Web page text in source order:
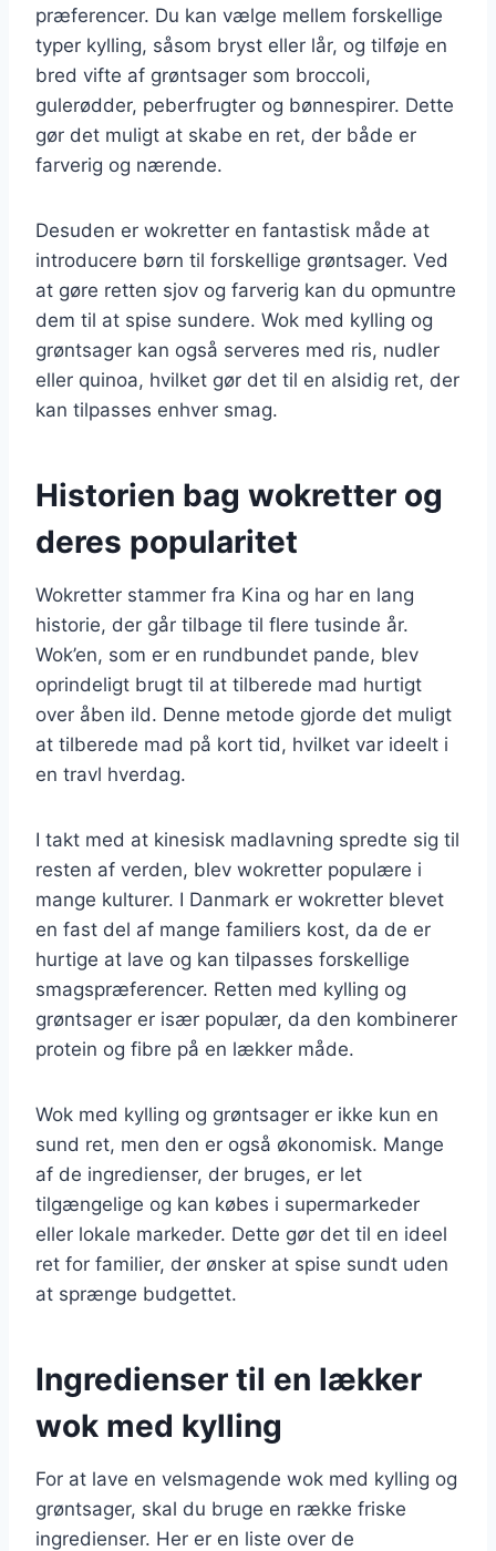
præferencer. Du kan vælge mellem forskellige
typer kylling, såsom bryst eller lår, og tilføje en
bred vifte af grøntsager som broccoli,
gulerødder, peberfrugter og bønnespirer. Dette
gør det muligt at skabe en ret, der både er
farverig og nærende.
Desuden er wokretter en fantastisk måde at
introducere børn til forskellige grøntsager. Ved
at gøre retten sjov og farverig kan du opmuntre
dem til at spise sundere. Wok med kylling og
grøntsager kan også serveres med ris, nudler
eller quinoa, hvilket gør det til en alsidig ret, der
kan tilpasses enhver smag.
Historien bag wokretter og
deres popularitet
Wokretter stammer fra Kina og har en lang
historie, der går tilbage til flere tusinde år.
Wok’en, som er en rundbundet pande, blev
oprindeligt brugt til at tilberede mad hurtigt
over åben ild. Denne metode gjorde det muligt
at tilberede mad på kort tid, hvilket var ideelt i
en travl hverdag.
I takt med at kinesisk madlavning spredte sig til
resten af verden, blev wokretter populære i
mange kulturer. I Danmark er wokretter blevet
en fast del af mange familiers kost, da de er
hurtige at lave og kan tilpasses forskellige
smagspræferencer. Retten med kylling og
grøntsager er især populær, da den kombinerer
protein og fibre på en lækker måde.
Wok med kylling og grøntsager er ikke kun en
sund ret, men den er også økonomisk. Mange
af de ingredienser, der bruges, er let
tilgængelige og kan købes i supermarkeder
eller lokale markeder. Dette gør det til en ideel
ret for familier, der ønsker at spise sundt uden
at sprænge budgettet.
Ingredienser til en lækker
wok med kylling
For at lave en velsmagende wok med kylling og
grøntsager, skal du bruge en række friske
ingredienser. Her er en liste over de